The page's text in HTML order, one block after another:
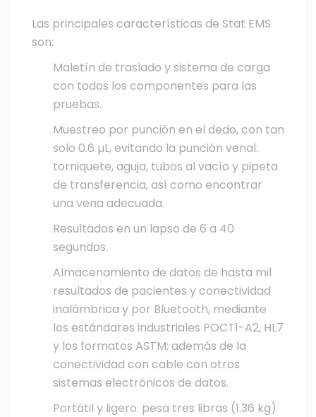
Las principales características de Stat EMS
son:
Maletín de traslado y sistema de carga
con todos los componentes para las
pruebas.
Muestreo por punción en el dedo, con tan
solo 0.6 µL, evitando la punción venal:
torniquete, aguja, tubos al vacío y pipeta
de transferencia, así como encontrar
una vena adecuada.
Resultados en un lapso de 6 a 40
segundos.
Almacenamiento de datos de hasta mil
resultados de pacientes y conectividad
inalámbrica y por Bluetooth, mediante
los estándares industriales POCT1-A2, HL7
y los formatos ASTM; además de la
conectividad con cable con otros
sistemas electrónicos de datos.
Portátil y ligero: pesa tres libras (1.36 kg)